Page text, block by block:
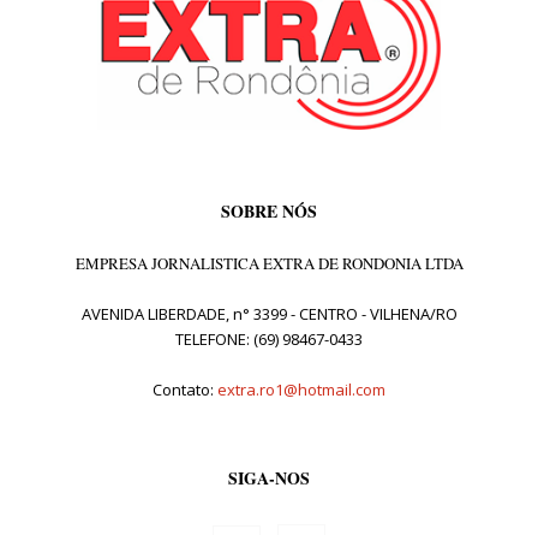
SOBRE NÓS
EMPRESA JORNALISTICA EXTRA DE RONDONIA LTDA
AVENIDA LIBERDADE, n° 3399 - CENTRO - VILHENA/RO
TELEFONE: (69) 98467-0433
Contato: extra.ro1@hotmail.com
SIGA-NOS